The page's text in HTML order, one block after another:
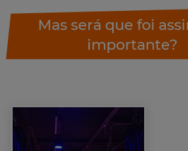
Mas será que foi
importante?